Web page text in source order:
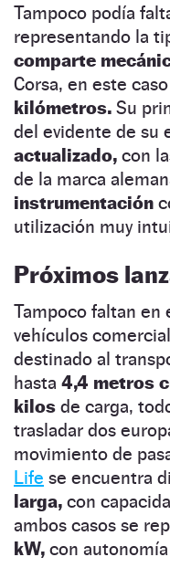
Tampoco podía
representando la
comparte
Corsa, en este
kilómetros. Su
del evidente de su
actualizado, con
de la marca
instrumentación
utilización muy
Próximos
Tampoco faltan en
vehículos
destinado al
hasta 4,4 metros
kilos de carga,
trasladar dos
movimiento de
Life se encuentra
larga, con
ambos casos se
kW, con